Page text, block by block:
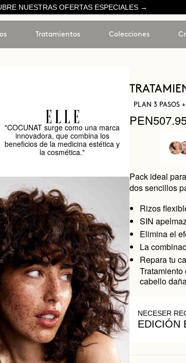
NUESTRAS OFERTAS ESPECIALES →
Tratamientos Colecciones
"COCUNAT surge como una marca
innovadora, que combina los
beneficios de la medicina estética y
la cosmética."
PLAN 3 PASOS
Pack ideal
dos sencillos
Rizos
SIN
Elimina el
La
Repara tu
cabello
NECESER
EDICIÓN